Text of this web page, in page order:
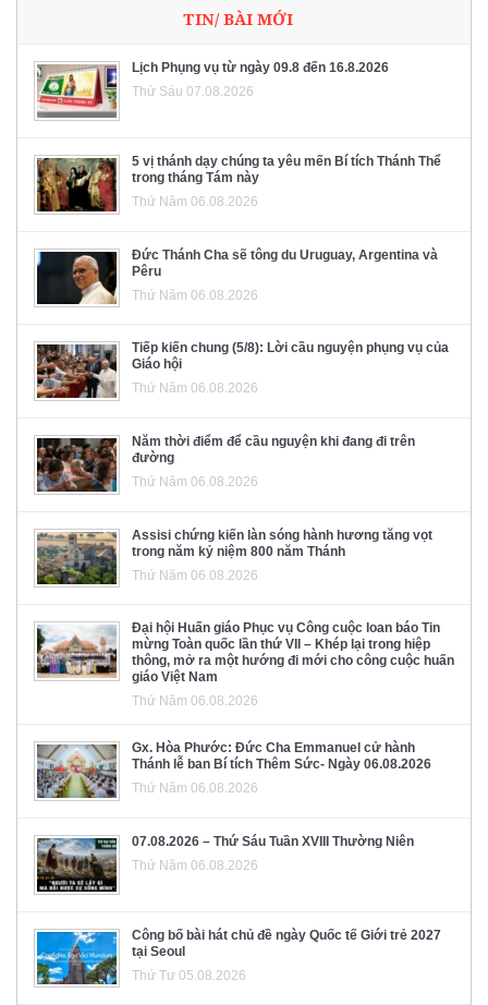
TIN/ BÀI MỚI
Lịch Phụng vụ từ ngày 09.8 đến 16.8.2026
Thứ Sáu 07.08.2026
5 vị thánh dạy chúng ta yêu mến Bí tích Thánh Thể
trong tháng Tám này
Thứ Năm 06.08.2026
Đức Thánh Cha sẽ tông du Uruguay, Argentina và
Pêru
Thứ Năm 06.08.2026
Tiếp kiến chung (5/8): Lời cầu nguyện phụng vụ của
Giáo hội
Thứ Năm 06.08.2026
Năm thời điểm để cầu nguyện khi đang đi trên
đường
Thứ Năm 06.08.2026
Assisi chứng kiến làn sóng hành hương tăng vọt
trong năm kỷ niệm 800 năm Thánh
Thứ Năm 06.08.2026
Đại hội Huấn giáo Phục vụ Công cuộc loan báo Tin
mừng Toàn quốc lần thứ VII – Khép lại trong hiệp
thông, mở ra một hướng đi mới cho công cuộc huấn
giáo Việt Nam
Thứ Năm 06.08.2026
Gx. Hòa Phước: Đức Cha Emmanuel cử hành
Thánh lễ ban Bí tích Thêm Sức- Ngày 06.08.2026
Thứ Năm 06.08.2026
07.08.2026 – Thứ Sáu Tuần XVIII Thường Niên
Thứ Năm 06.08.2026
Công bố bài hát chủ đề ngày Quốc tế Giới trẻ 2027
tại Seoul
Thứ Tư 05.08.2026